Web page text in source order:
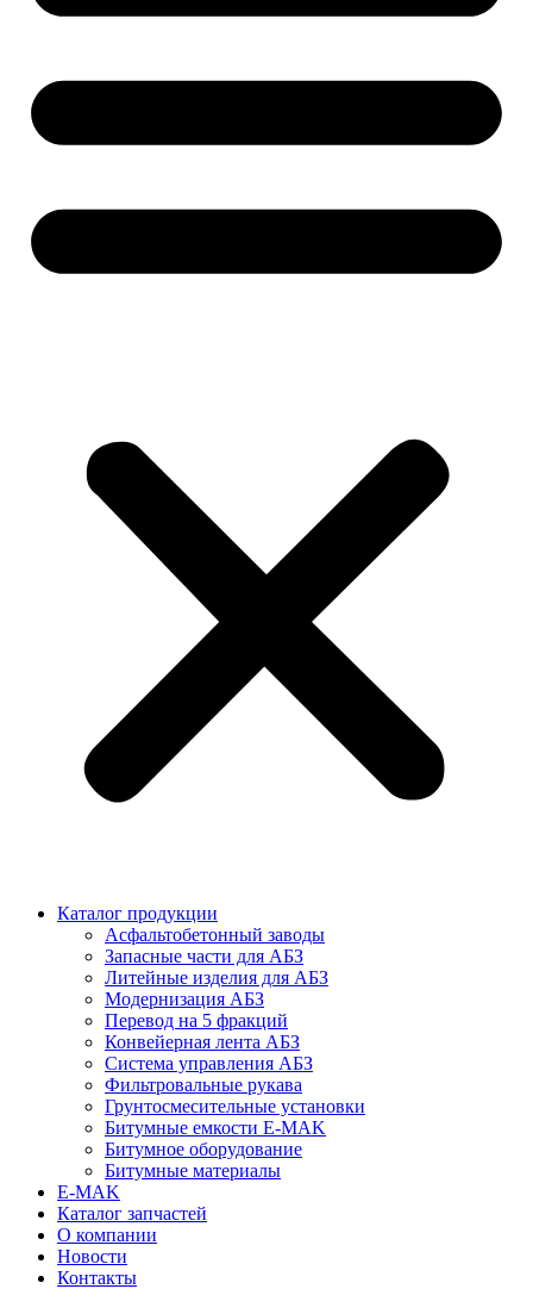
Каталог продукции
Асфальтобетонный заводы
Запасные части для АБЗ
Литейные изделия для АБЗ
Модернизация АБЗ
Перевод на 5 фракций
Конвейерная лента АБЗ
Система управления АБЗ
Фильтровальные рукава
Грунтосмесительные установки
Битумные емкости E-MAK
Битумное оборудование
Битумные материалы
E-MAK
Каталог запчастей
О компании
Новости
Контакты